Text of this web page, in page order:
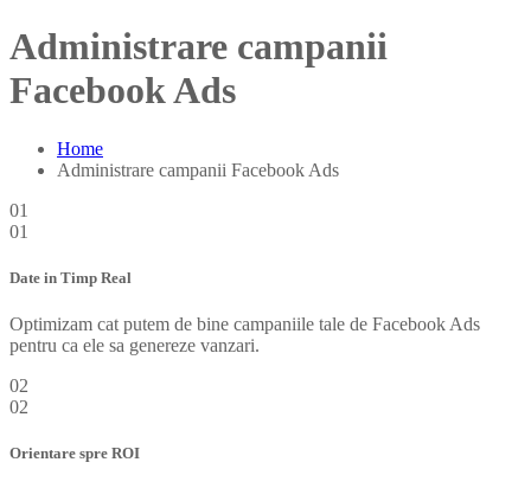
Administrare campanii
Facebook Ads
Home
Administrare campanii Facebook Ads
01
01
Date in Timp Real
Optimizam cat putem de bine campaniile tale de Facebook Ads
pentru ca ele sa genereze vanzari.
02
02
Orientare spre ROI